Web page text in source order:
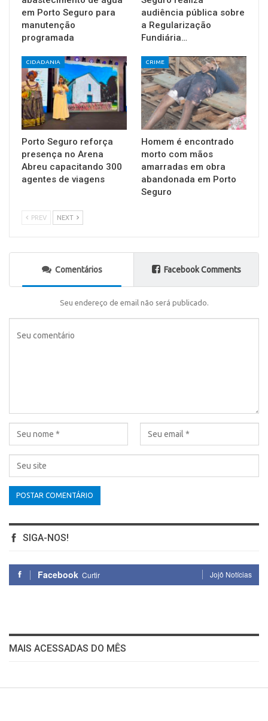
em Porto Seguro para
manutenção
programada
audiência pública sobre
a Regularização
Fundiária…
CIDADANIA
Porto Seguro reforça
presença no Arena
Abreu capacitando 300
agentes de viagens
CRIME
Homem é encontrado
morto com mãos
amarradas em obra
abandonada em Porto
Seguro
PREV NEXT
Comentários Facebook Comments
Seu endereço de email não será publicado.
SIGA-NOS!
Facebook Curtir Jojô Notícias
MAIS ACESSADAS DO MÊS